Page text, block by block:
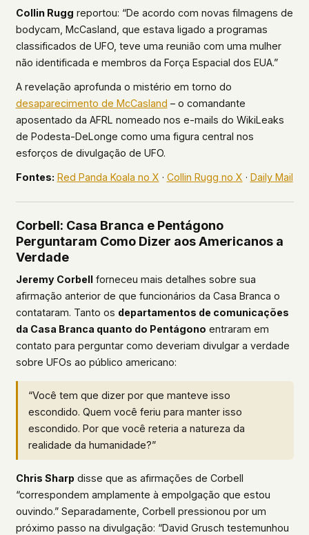
Collin Rugg reportou: “De acordo com novas filmagens de
bodycam, McCasland, que estava ligado a programas
classificados de UFO, teve uma reunião com uma mulher
não identificada e membros da Força Espacial dos EUA.”
A revelação aprofunda o mistério em torno do
desaparecimento de McCasland – o comandante
aposentado da AFRL nomeado nos e-mails do WikiLeaks
de Podesta-DeLonge como uma figura central nos
esforços de divulgação de UFO.
Fontes: Red Panda Koala no X · Collin Rugg no X · Daily Mail
Corbell: Casa Branca e Pentágono
Perguntaram Como Dizer aos Americanos a
Verdade
Jeremy Corbellforneceu mais detalhes sobre sua
afirmação anterior de que funcionários da Casa Branca o
contataram. Tanto os departamentos de comunicações
da Casa Branca quanto do Pentágono entraram em
contato para perguntar como deveriam divulgar a verdade
sobre UFOs ao público americano:
“Você tem que dizer por que manteve isso
escondido. Quem você feriu para manter isso
escondido. Por que você reteria a natureza da
realidade da humanidade?”
Chris Sharp disse que as afirmações de Corbell
“correspondem amplamente à empolgação que estou
ouvindo.” Separadamente, Corbell pressionou por um
próximo passo na divulgação: “David Grusch testemunhou